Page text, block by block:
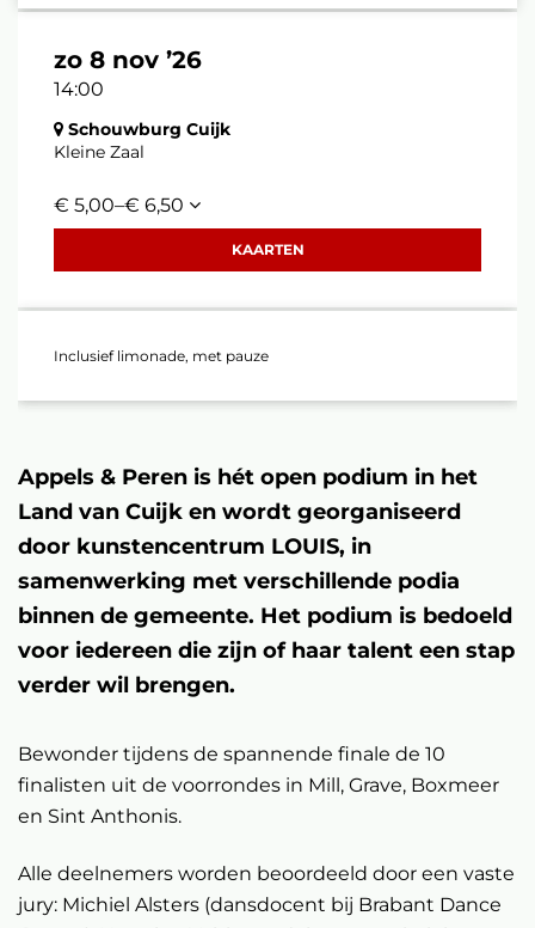
zo 8 nov ’26
14:00
Schouwburg Cuijk
Kleine Zaal
€ 5,00–€ 6,50
KAARTEN
Inclusief limonade, met pauze
Appels & Peren is hét open podium in het
Land van Cuijk en wordt georganiseerd
door kunstencentrum LOUIS, in
samenwerking met verschillende podia
binnen de gemeente. Het podium is bedoeld
voor iedereen die zijn of haar talent een stap
verder wil brengen.
Bewonder tijdens de spannende finale de 10
finalisten uit de voorrondes in Mill, Grave, Boxmeer
en Sint Anthonis.
Alle deelnemers worden beoordeeld door een vaste
jury: Michiel Alsters (dansdocent bij Brabant Dance